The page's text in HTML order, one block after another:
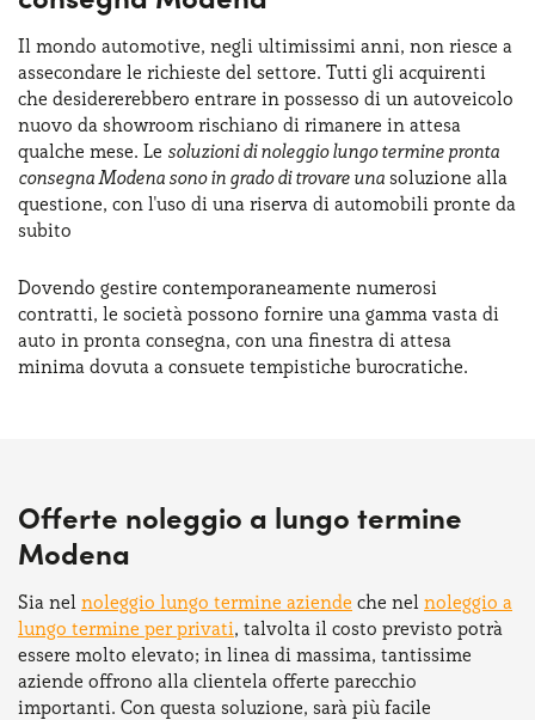
Il mondo automotive, negli ultimissimi anni, non riesce a
assecondare le richieste del settore. Tutti gli acquirenti
che desidererebbero entrare in possesso di un autoveicolo
nuovo da showroom rischiano di rimanere in attesa
qualche mese. Le soluzioni di noleggio lungo termine pronta
consegna Modena sono in grado di trovare una soluzione alla
questione, con l'uso di una riserva di automobili pronte da
subito
Dovendo gestire contemporaneamente numerosi
contratti, le società possono fornire una gamma vasta di
auto in pronta consegna, con una finestra di attesa
minima dovuta a consuete tempistiche burocratiche.
Offerte noleggio a lungo termine
Modena
Sia nel noleggio lungo termine aziende che nel noleggio a
lungo termine per privati, talvolta il costo previsto potrà
essere molto elevato; in linea di massima, tantissime
aziende offrono alla clientela offerte parecchio
importanti. Con questa soluzione, sarà più facile